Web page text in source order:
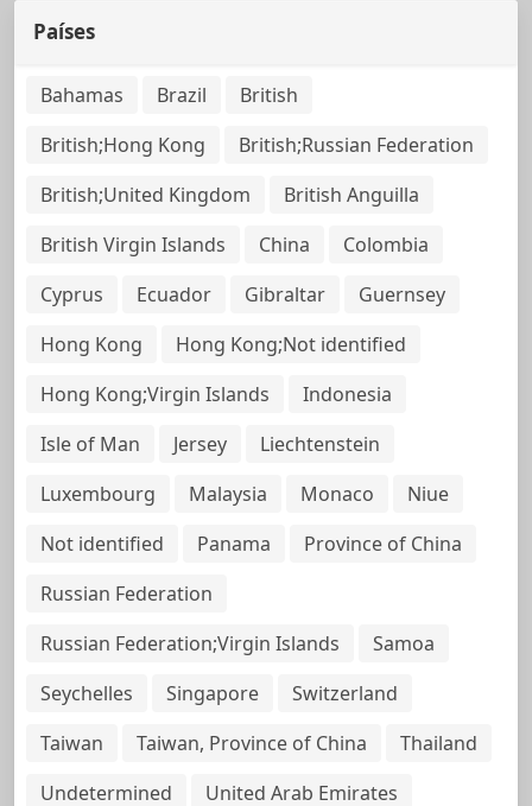
Países
Bahamas Brazil
British
British;Hong Kong
British;Russian Federation
British;United Kingdom
British Anguilla
British Virgin Islands
China
Colombia
Cyprus
Ecuador Gibraltar
Guernsey
Hong Kong
Hong Kong;Not identified
Hong Kong;Virgin Islands
Indonesia
Isle of Man
Jersey
Liechtenstein
Luxembourg
Malaysia Monaco
Niue
Not identified
Panama
Province of China
Russian Federation
Russian Federation;Virgin Islands
Samoa
Seychelles
Singapore
Switzerland
Taiwan
Taiwan, Province of China
Thailand
Undetermined
United Arab Emirates